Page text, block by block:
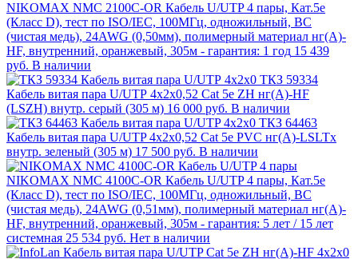
NIKOMAX NMC 2100C-OR Кабель U/UTP 4 пары, Кат.5e
(Класс D), тест по ISO/IEC, 100МГц, одножильный, BC
(чистая медь), 24AWG (0,50мм), полимерный материал нг(А)-
HF, внутренний, оранжевый, 305м - гарантия: 1 год 15 439
руб. В наличии
ТКЗ 59334
Кабель витая пара U/UTР 4х2х0,52 Cat 5e ZH нг(А)-HF
(LSZH) внутр. серый (305 м) 16 000 руб. В наличии
ТКЗ 64463
Кабель витая пара U/UTP 4х2х0,52 Cat 5e PVC нг(А)-LSLTx
внутр. зеленый (305 м) 17 500 руб. В наличии
NIKOMAX NMC 4100C-OR Кабель U/UTP 4 пары, Кат.5e
(Класс D), тест по ISO/IEC, 100МГц, одножильный, BC
(чистая медь), 24AWG (0,51мм), полимерный материал нг(А)-
HF, внутренний, оранжевый, 305м - гарантия: 5 лет / 15 лет
системная 25 534 руб. Нет в наличии